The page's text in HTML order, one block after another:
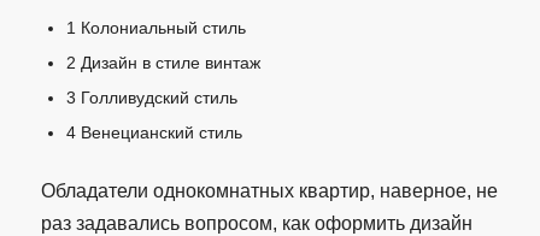
1 Колониальный стиль
2 Дизайн в стиле винтаж
3 Голливудский стиль
4Венецианский стиль
Обладатели однокомнатных квартир, наверное, не
раз задавались вопросом, как оформить дизайн